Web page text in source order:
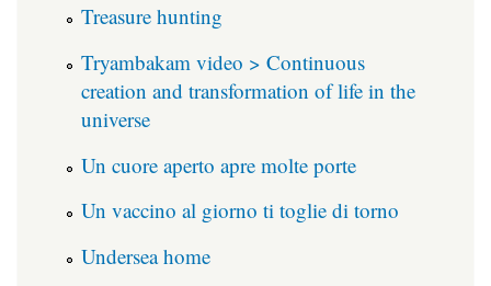
Treasure hunting
Tryambakam video > Continuous
creation and transformation of life in the
universe
Un cuore aperto apre molte porte
Un vaccino al giorno ti toglie di torno
Undersea home